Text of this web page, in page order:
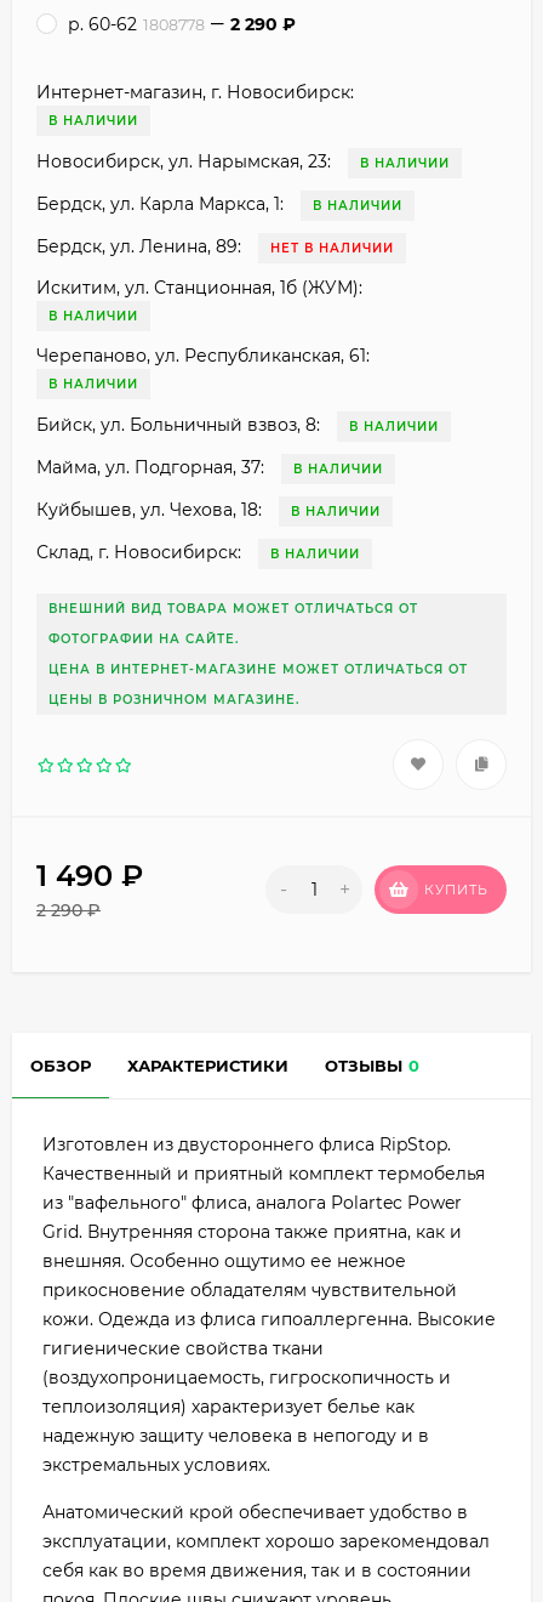
р. 60-62 1808778 2 290 ₽
Интернет-магазин, г. Новосибирск:
В НАЛИЧИИ
Новосибирск, ул. Нарымская, 23: В НАЛИЧИИ
Бердск, ул. Карла Маркса, 1: В НАЛИЧИИ
Бердск, ул. Ленина, 89: НЕТ В НАЛИЧИИ
Искитим, ул. Станционная, 1б (ЖУМ):
В НАЛИЧИИ
Черепаново, ул. Республиканская, 61:
В НАЛИЧИИ
Бийск, ул. Больничный взвоз, 8: В НАЛИЧИИ
Майма, ул. Подгорная, 37: В НАЛИЧИИ
Куйбышев, ул. Чехова, 18: В НАЛИЧИИ
Склад, г. Новосибирск: В НАЛИЧИИ
ВНЕШНИЙ ВИД ТОВАРА МОЖЕТ ОТЛИЧАТЬСЯ ОТ
ФОТОГРАФИИ НА САЙТЕ.
ЦЕНА В ИНТЕРНЕТ-МАГАЗИНЕ МОЖЕТ ОТЛИЧАТЬСЯ ОТ
ЦЕНЫ В РОЗНИЧНОМ МАГАЗИНЕ.
1 490 ₽
2 290₽
- + КУПИТЬ
ОБЗОР ХАРАКТЕРИСТИКИ ОТЗЫВЫ 0
Изготовлен из двустороннего флиса RipStop.
Качественный и приятный комплект термобелья
из "вафельного" флиса, аналога Polartec Power
Grid. Внутренняя сторона также приятна, как и
внешняя. Особенно ощутимо ее нежное
прикосновение обладателям чувствительной
кожи. Одежда из флиса гипоаллергенна. Высокие
гигиенические свойства ткани
(воздухопроницаемость, гигроскопичность и
теплоизоляция) характеризует белье как
надежную защиту человека в непогоду и в
экстремальных условиях.
Анатомический крой обеспечивает удобство в
эксплуатации, комплект хорошо зарекомендовал
себя как во время движения, так и в состоянии